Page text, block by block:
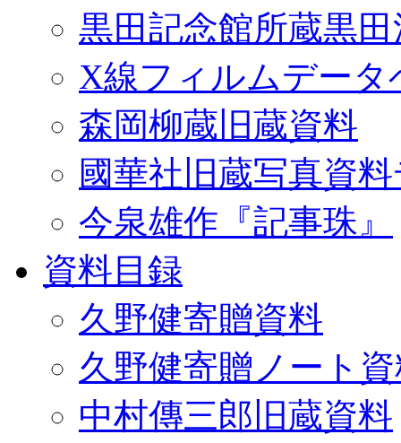
黒田記念館所蔵黒
X線フィルムデータ
森岡柳蔵旧蔵資料
國華社旧蔵写真資
今泉雄作『記事珠』
資料目録
久野健寄贈資料
久野健寄贈ノート
中村傳三郎旧蔵資料